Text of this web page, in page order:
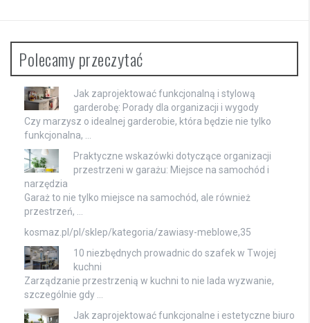
Polecamy przeczytać
Jak zaprojektować funkcjonalną i stylową
garderobę: Porady dla organizacji i wygody
Czy marzysz o idealnej garderobie, która będzie nie tylko
funkcjonalna, …
Praktyczne wskazówki dotyczące organizacji
przestrzeni w garażu: Miejsce na samochód i
narzędzia
Garaż to nie tylko miejsce na samochód, ale również
przestrzeń, …
kosmaz.pl/pl/sklep/kategoria/zawiasy-meblowe,35
10 niezbędnych prowadnic do szafek w Twojej
kuchni
Zarządzanie przestrzenią w kuchni to nie lada wyzwanie,
szczególnie gdy …
Jak zaprojektować funkcjonalne i estetyczne biuro